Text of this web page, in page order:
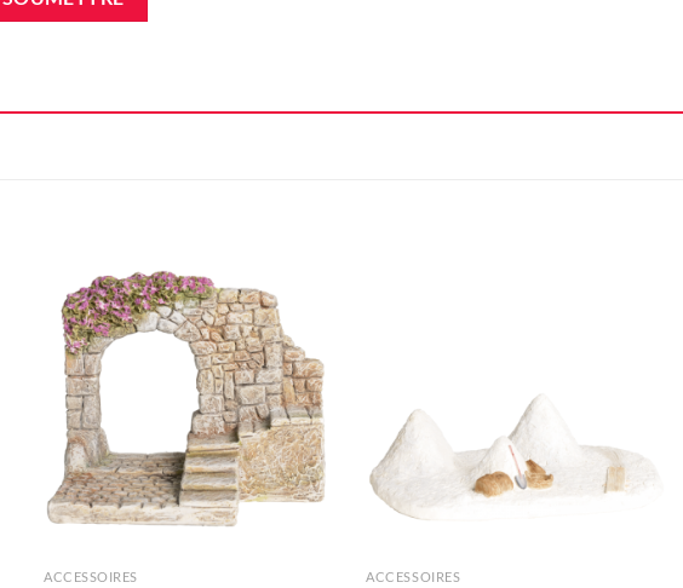
Ajouter
à la liste
d'envie
ACCESSOIRES ACCESSOIRES